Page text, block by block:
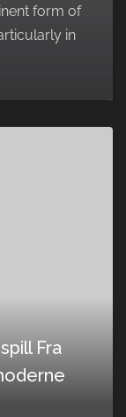
form of
in
Fra